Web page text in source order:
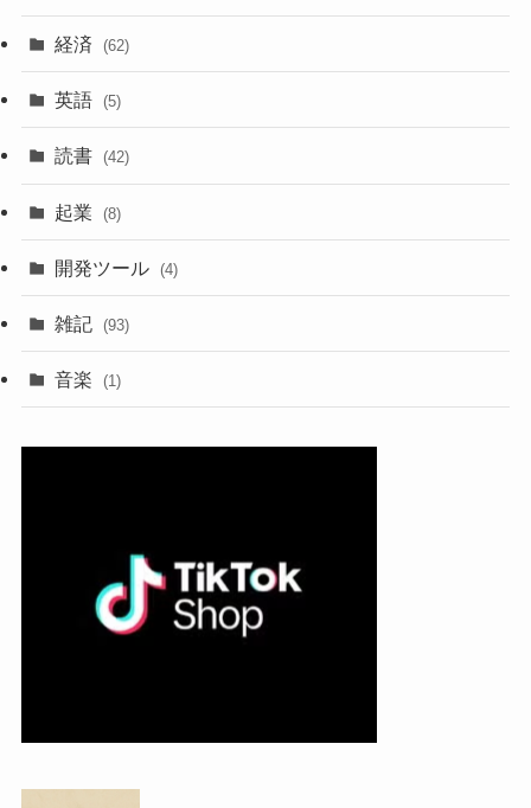
経済 (62)
英語 (5)
読書 (42)
起業 (8)
開発ツール (4)
雑記 (93)
音楽 (1)